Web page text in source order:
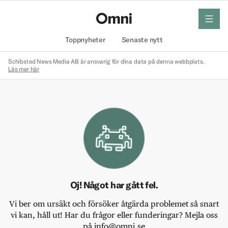
Toppnyheter Senaste nytt
meny
Schibsted News Media AB är ansvarig för dina data på denna webbplats.
Läs mer här
Oj! Något har gått fel.
Vi ber om ursäkt och försöker åtgärda problemet så snart
vi kan, håll ut! Har du frågor eller funderingar? Mejla oss